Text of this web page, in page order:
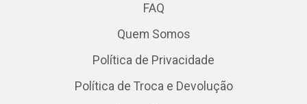
FAQ
Quem Somos
Política de Privacidade
Política de Troca e Devolução